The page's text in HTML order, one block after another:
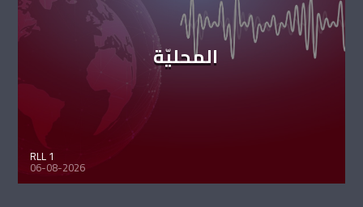
المحليّة
RLL 1
06-08-2026